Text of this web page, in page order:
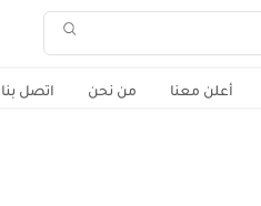
أعلن معنا من نحن اتصل بنا